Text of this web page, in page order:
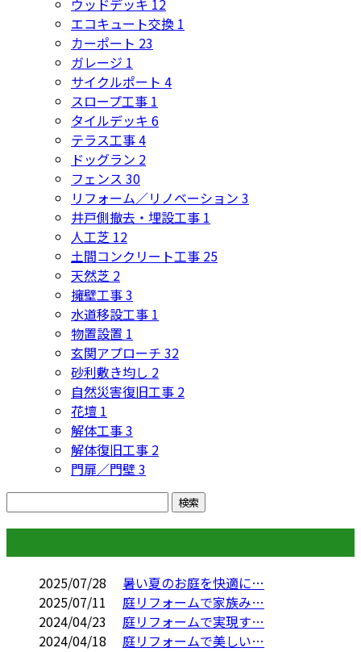
エコキュート交換 1
カーポート 23
ガレージ 1
サイクルポート 4
スロープ工事 1
タイルデッキ 6
テラス工事4
ドッグラン 2
フェンス 30
リフォーム／リノベーション 3
井戸側撤去・埋設工事 1
人工芝 12
土間コンクリート工事 25
天然芝 2
擁壁工事3
水道移設工事 1
物置設置 1
玄関アプローチ 32
砂利敷き均し 2
自然災害復旧工事 2
花壇 1
解体工事3
解体復旧工事 2
門扉／門壁3
2025/07/28
暑い夏のお庭を快適に…
2025/07/11
庭リフォームで家族み…
2024/04/23
庭リフォームで実現す…
2024/04/18
庭リフォームで美しい…